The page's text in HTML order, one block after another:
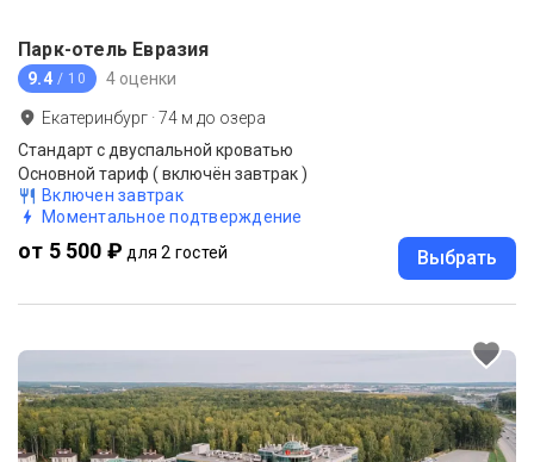
Парк-отель Евразия
9.4 / 10 4 оценки
Екатеринбург ·74 м до озера
Стандарт с двуспальной кроватью
Основной тариф ( включён завтрак )
Включен завтрак
Моментальное подтверждение
от 5 500 ₽ для 2 гостей Выбрать